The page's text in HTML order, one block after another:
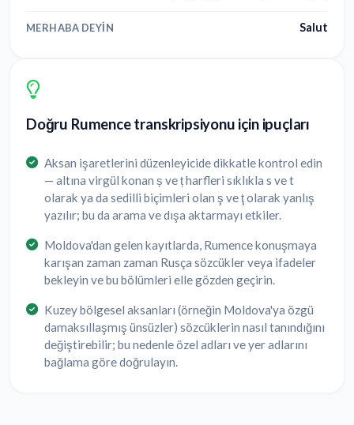
MERHABA DEYIN Salut
Doğru Rumence transkripsiyonu için ipuçları
Aksan işaretlerini düzenleyicide dikkatle kontrol edin
— altına virgül konan ș ve ț harfleri sıklıkla s ve t
olarak ya da sedilli biçimleri olan ş ve ţ olarak yanlış
yazılır; bu da arama ve dışa aktarmayı etkiler.
Moldova'dan gelen kayıtlarda, Rumence konuşmaya
karışan zaman zaman Rusça sözcükler veya ifadeler
bekleyin ve bu bölümleri elle gözden geçirin.
Kuzey bölgesel aksanları (örneğin Moldova'ya özgü
damaksıllaşmış ünsüzler) sözcüklerin nasıl tanındığını
değiştirebilir; bu nedenle özel adları ve yer adlarını
bağlama göre doğrulayın.